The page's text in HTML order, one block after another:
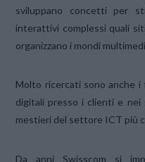
sviluppano concetti per
interattivi complessi quali
organizzano i mondi
Molto ricercati sono anche
digitali presso i clienti e nei
mestieri del settore ICT più
Da anni Swisscom si